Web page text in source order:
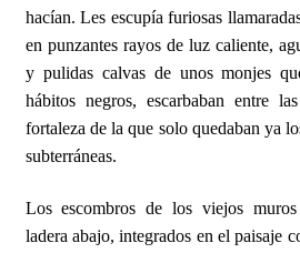
hacían. Les escupía furiosas
en punzantes rayos de luz caliente,
y pulidas calvas de unos monjes
hábitos negros, escarbaban entre
fortaleza de la que solo quedaban ya
subterráneas.
Los escombros de los viejos muros
ladera abajo, integrados en el paisaje